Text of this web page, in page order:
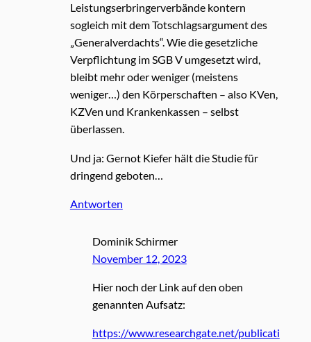
Leistungserbringerverbände kontern
sogleich mit dem Totschlagsargument des
„Generalverdachts“. Wie die gesetzliche
Verpflichtung im SGB V umgesetzt wird,
bleibt mehr oder weniger (meistens
weniger…) den Körperschaften – also KVen,
KZVen und Krankenkassen – selbst
überlassen.
Und ja: Gernot Kiefer hält die Studie für
dringend geboten…
Antworten
Dominik Schirmer
November 12, 2023
Hier noch der Link auf den oben
genannten Aufsatz:
https://www.researchgate.net/publicati